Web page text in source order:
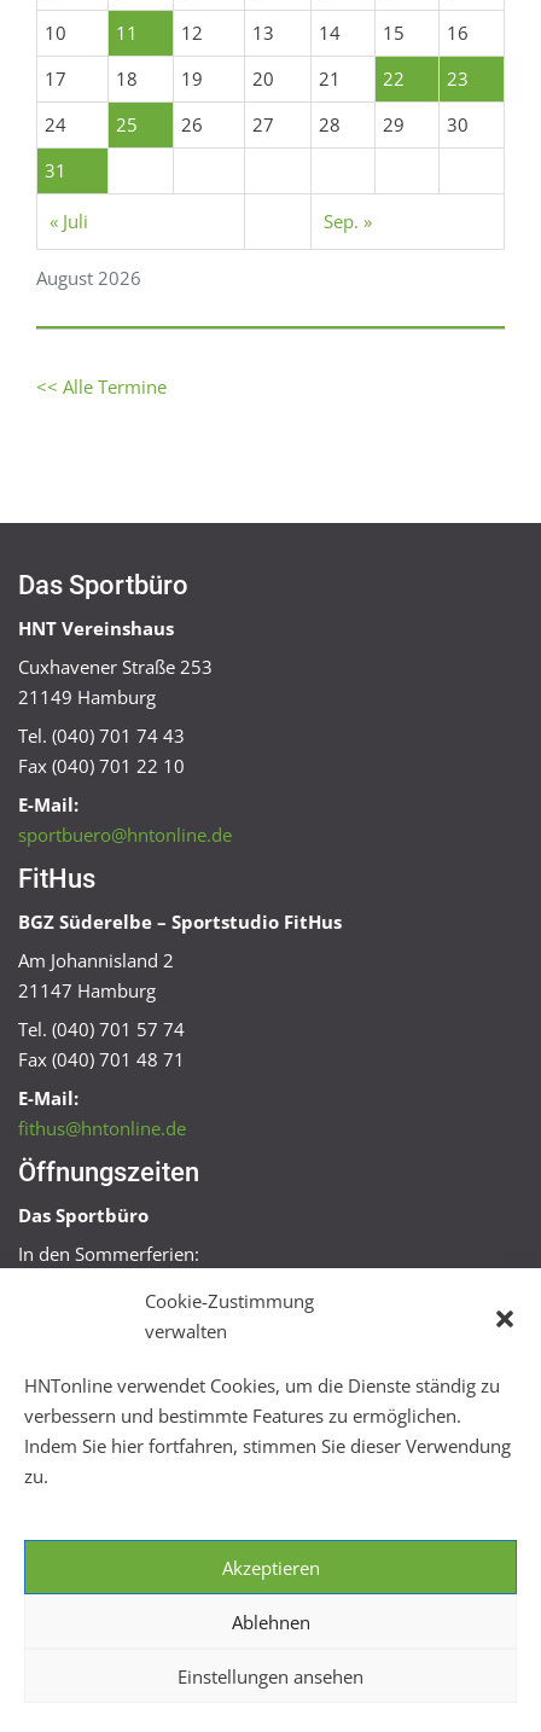
Cookie-Zustimmung
verwalten
HNTonline verwendet Cookies, um die Dienste ständig zu
verbessern und bestimmte Features zu ermöglichen.
Indem Sie hier fortfahren, stimmen Sie dieser Verwendung
zu.
Akzeptieren
Ablehnen
Einstellungen ansehen
August 2026
10
11 12 13 14 15
16
17
18 19 20 21 22
23
24
25 26 27 28 29
30
31
« Juli Sep. »
<< Alle Termine
Das Sportbüro
HNT Vereinshaus
Cuxhavener Straße 253
21149 Hamburg
Tel. (040) 701 74 43
Fax (040) 701 22 10
E-Mail:
sportbuero@hntonline.de
FitHus
BGZ Süderelbe – Sportstudio FitHus
Am Johannisland 2
21147 Hamburg
Tel. (040) 701 57 74
Fax (040) 701 48 71
E-Mail:
fithus@hntonline.de
Öffnungszeiten
Das Sportbüro
In den Sommerferien:
Mo + Mi 16:00 – 18:00 Uhr
Mo – Fr 08:00 – 22:00 Uhr
Sa + So 10:00 – 18:00 Uhr